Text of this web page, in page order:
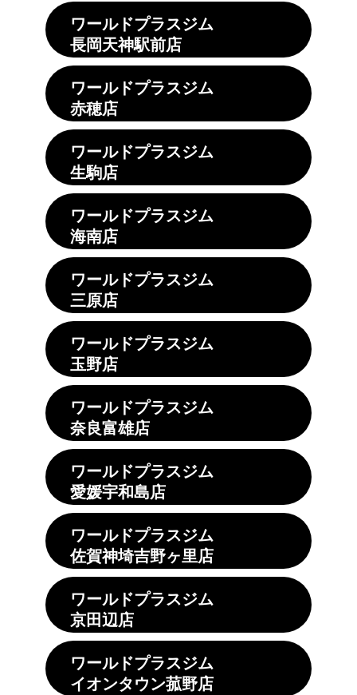
ワールドプラスジム
長岡天神駅前店
ワールドプラスジム
赤穂店
ワールドプラスジム
生駒店
ワールドプラスジム
海南店
ワールドプラスジム
三原店
ワールドプラスジム
玉野店
ワールドプラスジム
奈良富雄店
ワールドプラスジム
愛媛宇和島店
ワールドプラスジム
佐賀神埼吉野ヶ里店
ワールドプラスジム
京田辺店
ワールドプラスジム
イオンタウン菰野店